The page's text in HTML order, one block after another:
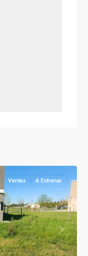
Next
Ventas A Estrenar